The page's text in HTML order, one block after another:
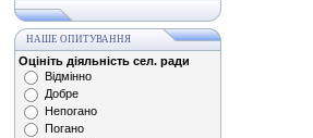
НАШЕ ОПИТУВАННЯ
Оцініть діяльність сел. ради
Відмінно
Добре
Непогано
Погано